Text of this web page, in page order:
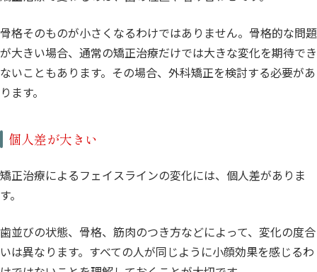
骨格そのものが小さくなるわけではありません。骨格的な問題
が大きい場合、通常の矯正治療だけでは大きな変化を期待でき
ないこともあります。その場合、外科矯正を検討する必要があ
ります。
個人差が大きい
矯正治療によるフェイスラインの変化には、個人差がありま
す。
歯並びの状態、骨格、筋肉のつき方などによって、変化の度合
いは異なります。すべての人が同じように小顔効果を感じるわ